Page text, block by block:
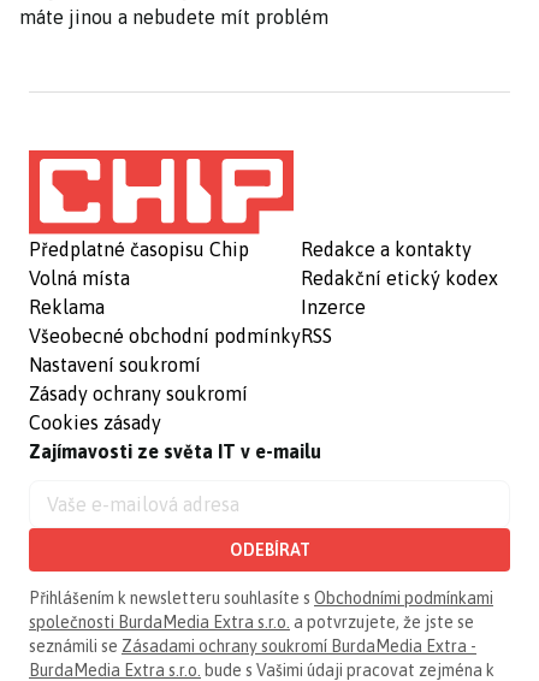
máte jinou a nebudete mít problém
Předplatné časopisu Chip
Volná místa
Reklama
Všeobecné obchodní podmínky
Nastavení soukromí
Zásady ochrany soukromí
Cookies zásady
Redakce a kontakty
Redakční etický kodex
Inzerce
RSS
Zajímavosti ze světa IT v e-mailu
ODEBÍRAT
Přihlášením k newsletteru souhlasíte s Obchodními podmínkami
společnosti BurdaMedia Extra s.r.o. a potvrzujete, že jste se
seznámili se Zásadami ochrany soukromí BurdaMedia Extra -
BurdaMedia Extra s.r.o. bude s Vašimi údaji pracovat zejména k